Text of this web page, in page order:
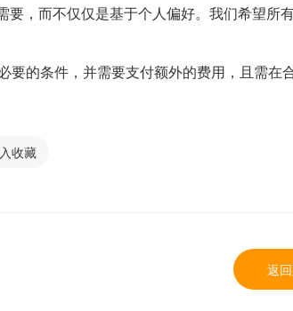
要，而不仅仅是基于个人偏好。我们希望所
要的条件，并需要支付额外的费用，且需在
收藏
返